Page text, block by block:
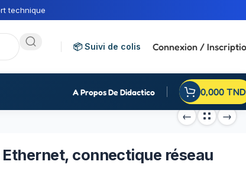
technique
📦 Suivi de colis Connexion /
A Propos De Didactico 0,000 TND
connectique réseau